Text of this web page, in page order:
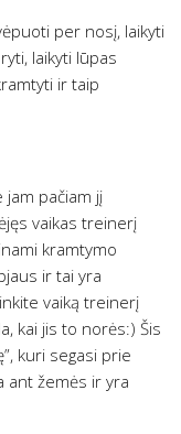
per nosį, laikyti
laikyti lūpas
ir taip
pačiam jį
vaikas treinerį
kramtymo
ir tai yra
vaiką treinerį
kai jis to norės:) Šis
kuri segasi prie
ant žemės ir yra